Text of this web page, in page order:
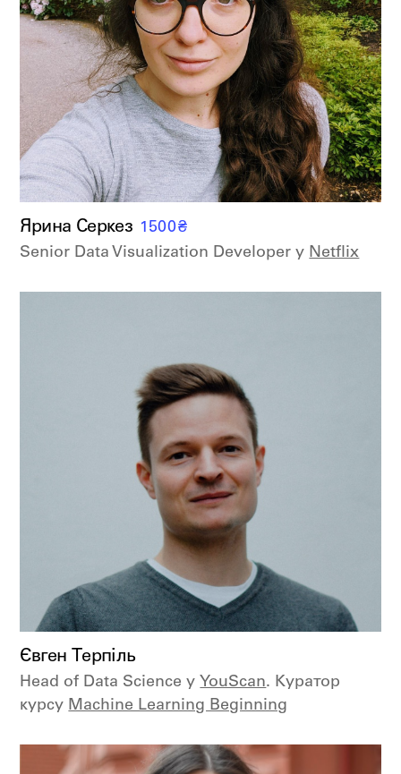
Ярина Серкез 1500₴
Senior Data Visualization Developer у Netflix
Євген Терпіль
Head of Data Science у YouScan. Куратор
курсу Machine Learning Beginning